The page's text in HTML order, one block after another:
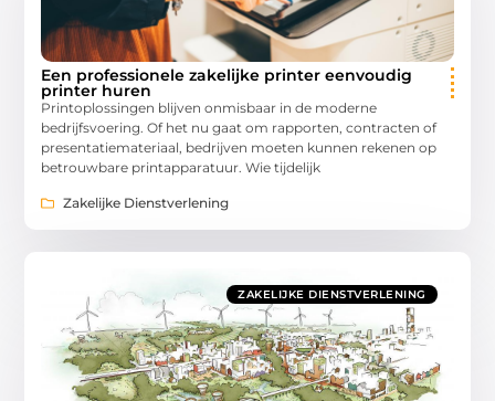
Een professionele zakelijke printer eenvoudig
printer huren
Printoplossingen blijven onmisbaar in de moderne
bedrijfsvoering. Of het nu gaat om rapporten, contracten of
presentatiemateriaal, bedrijven moeten kunnen rekenen op
betrouwbare printapparatuur. Wie tijdelijk
Zakelijke Dienstverlening
ZAKELIJKE DIENSTVERLENING